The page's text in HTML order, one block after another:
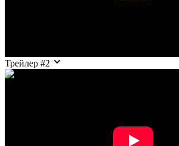
Трейлер #2